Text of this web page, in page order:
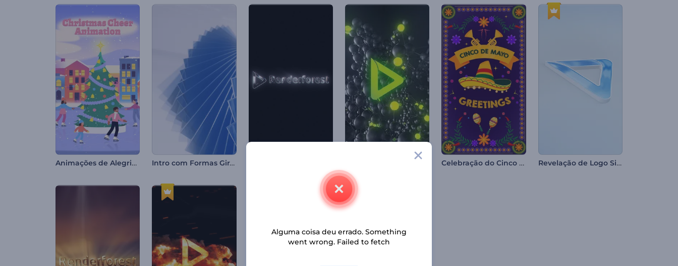
Animações de Alegria de Natal Intro com Formas Giratórias Celebração do Cinco de Mayo Revelação de Logo Simples se Formando
Alguma coisa deu errado. Something
went wrong. Failed to fetch